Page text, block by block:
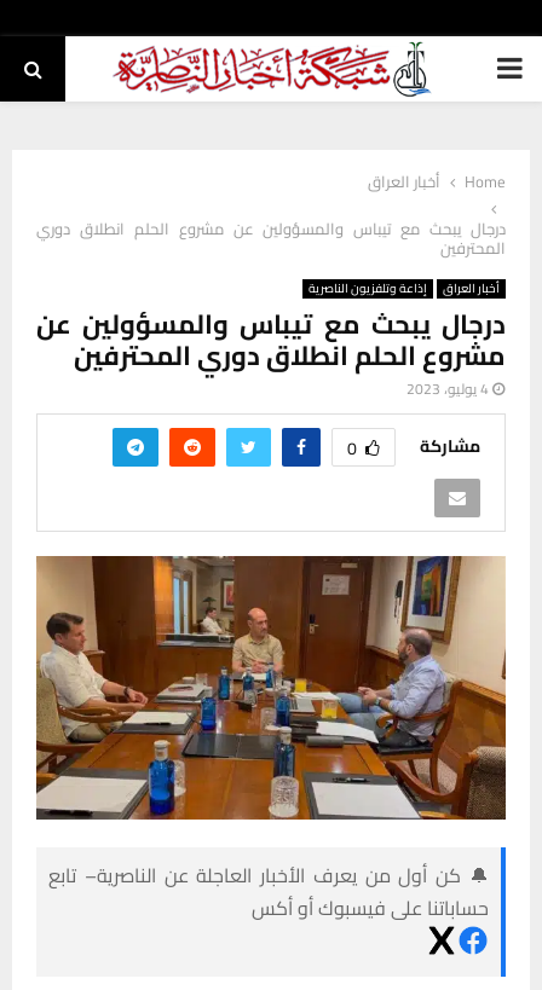
PRIMARY
Home
أخبار العراق
درجال يبحث مع تيباس والمسؤولين عن مشروع الحلم انطلاق دوري
المحترفين
أخبار العراق إذاعة وتلفزيون الناصرية
درجال يبحث مع تيباس والمسؤولين عن
مشروع الحلم انطلاق دوري المحترفين
4 يوليو، 2023
مشاركة 0
🔔 كن أول من يعرف الأخبار العاجلة عن الناصرية– تابع
حساباتنا على فيسبوك أو أكس